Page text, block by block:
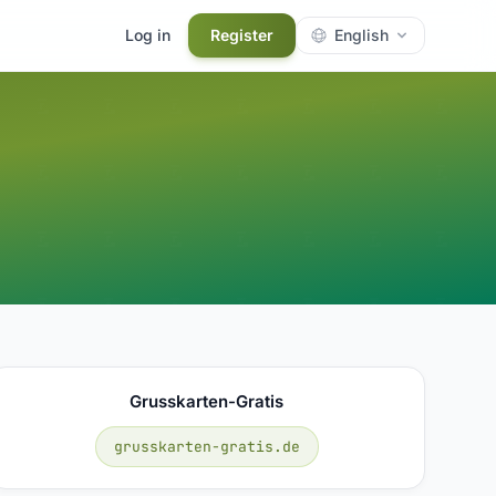
Log in Register English
Grusskarten-Gratis
grusskarten-gratis.de